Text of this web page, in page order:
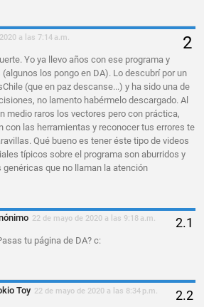
a las 7:14 a.m.
Yo ya llevo años con ese programa y
los pongo en DA). Lo descubrí por un
(que en paz descanse...) y ha sido una de
no lamento habérmelo descargado. Al
medio raros los vectores pero con práctica,
con las herramientas y reconocer tus errores te
Qué bueno es tener éste tipo de videos
típicos sobre el programa son aburridos y
genéricas que no llaman la atención
22 de mayo de 2020 a las 9:18 a.m.
tu página de DA? c:
Toy 22 de mayo de 2020 a las 8:34 p.m.